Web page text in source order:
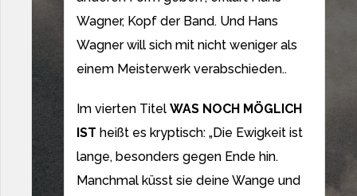
Wagner, Kopf der Band. Und Hans
Wagner will sich mit nicht weniger als
einem Meisterwerk verabschieden..
Im vierten Titel WAS NOCH MÖGLICH
IST heißt es kryptisch: „Die Ewigkeit ist
lange, besonders gegen Ende hin.
Manchmal küsst sie deine Wange und